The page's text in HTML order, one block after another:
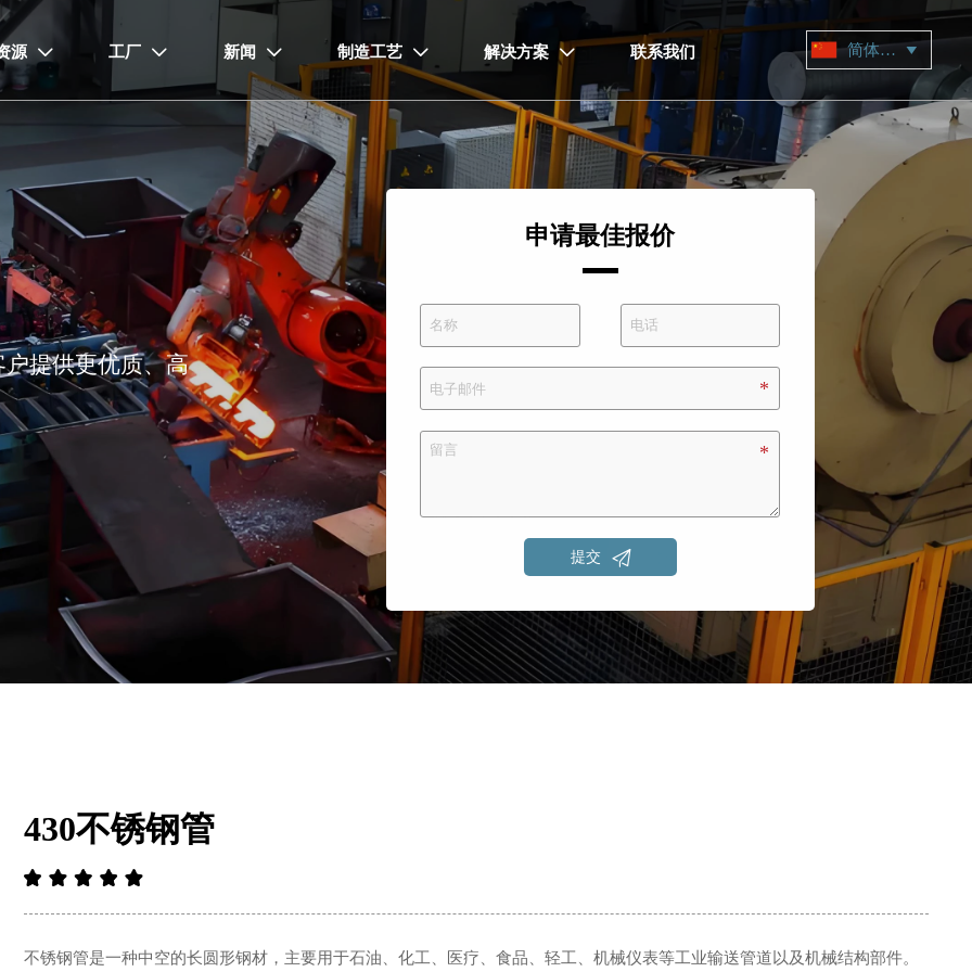
源  工厂  新闻  制造工艺  解决方案  联系我们 简体中文 
提供更优质、高
申请最佳报价
提交 
430不锈钢管
不锈钢管是一种中空的长圆形钢材，主要用于石油、化工、医疗、食品、轻工、机械仪表等工业输送管道以及机械结构部件。